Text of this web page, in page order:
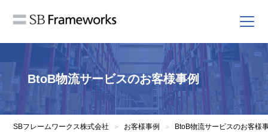
BtoB物流サービスのお客様事例
SBフレームワークス株式会社 > お客様事例 > BtoB物流サービスのお客様